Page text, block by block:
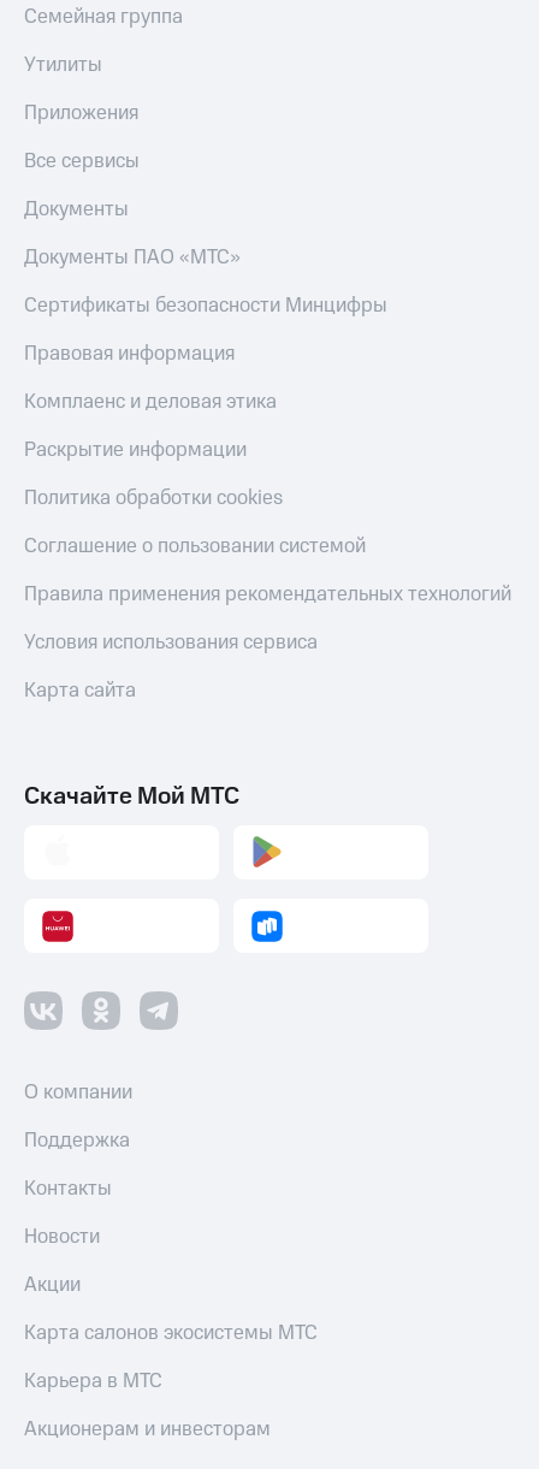
Семейная группа
Утилиты
Приложения
Все сервисы
Документы
Документы ПАО «МТС»
Сертификаты безопасности Минцифры
Правовая информация
Комплаенс и деловая этика
Раскрытие информации
Политика обработки cookies
Соглашение о пользовании системой
Правила применения рекомендательных технологий
Условия использования сервиса
Карта сайта
Скачайте Мой МТС
О компании
Поддержка
Контакты
Новости
Акции
Карта салонов экосистемы МТС
Карьера в МТС
Акционерам и инвесторам